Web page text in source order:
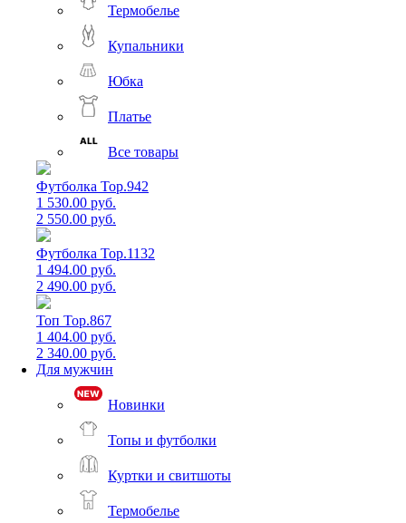
Термобелье
Купальники
Юбка
Платье
Все товары
Футболка Top.942
1 530.00 руб.
2 550.00 руб.
Футболка Top.1132
1 494.00 руб.
2 490.00 руб.
Топ Top.867
1 404.00 руб.
2 340.00 руб.
Для мужчин
Новинки
Топы и футболки
Куртки и свитшоты
Термобелье